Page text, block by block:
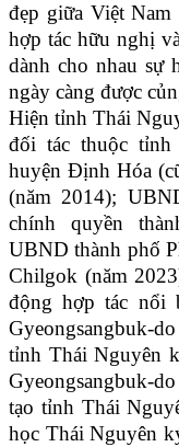
đẹp giữa Việt
hợp tác hữu nghị
dành cho nhau sự
ngày càng được
Hiện tỉnh Thái
đối tác thuộc tỉnh
huyện Định Hóa
(năm 2014);
chính quyền
UBND thành phố
Chilgok (năm
động hợp tác nổi
Gyeongsangbuk-
tỉnh Thái Nguyên
Gyeongsangbuk-
tạo tỉnh Thái
học Thái Nguyên